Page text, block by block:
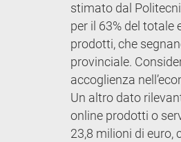
stimato dal
per il 63% del
prodotti, che
provinciale.
accoglienza
Un altro dato
online prodotti o
23,8 milioni di euro,